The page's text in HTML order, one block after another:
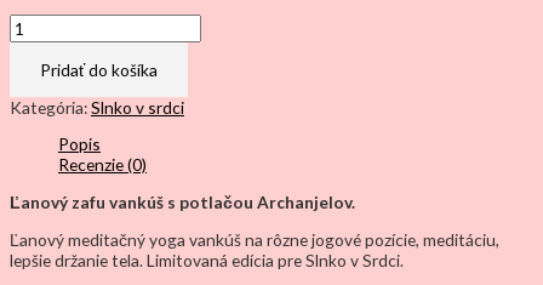
množstvo
Archanjelský
vankúšPridať do košíka
Kategória:Slnko v srdci
Popis
Recenzie (0)
Ľanový zafu vankúš s potlačou Archanjelov.
Ľanový meditačný yoga vankúš na rôzne jogové pozície, meditáciu,
lepšie držanie tela. Limitovaná edícia pre Slnko v Srdci.